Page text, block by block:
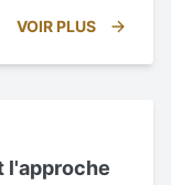
VOIR PLUS
l'approche